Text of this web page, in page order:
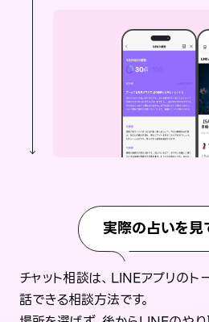
実際の占いを見
チャット相談は、LINEアプリの
話できる相談方法です。